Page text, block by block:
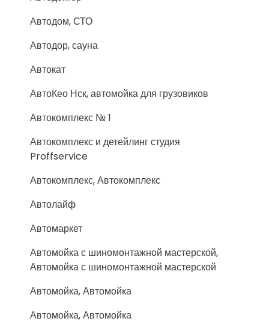
Автодом, СТО
Автодор, сауна
Автокат
АвтоКео Нск, автомойка для грузовиков
Автокомплекс № 1
Автокомплекс и детейлинг студия
Proffservice
Автокомплекс, Автокомплекс
Автолайф
Автомаркет
Автомойка с шиномонтажной мастерской,
Автомойка с шиномонтажной мастерской
Автомойка, Автомойка
Автомойка, Автомойка